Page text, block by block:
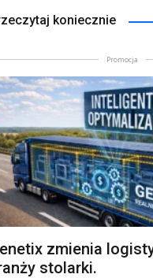
koniecznie
Promocja
zmienia
stolarki.